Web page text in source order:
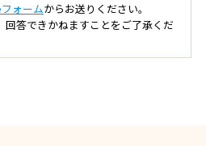
ォームからお送りください。
回答できかねますことをご了承くだ